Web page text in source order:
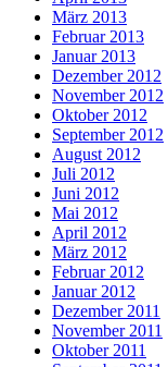
März 2013
Februar 2013
Januar 2013
Dezember 2012
November 2012
Oktober 2012
September 2012
August 2012
Juli 2012
Juni 2012
Mai 2012
April 2012
März 2012
Februar 2012
Januar 2012
Dezember 2011
November 2011
Oktober 2011